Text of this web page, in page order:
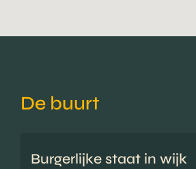
De buurt
Burgerlijke staat in wijk